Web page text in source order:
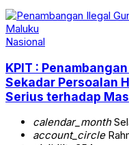
Nasional
KPIT :
Sekadar Persoalan
Serius terhadap
calendar_month
account_circle